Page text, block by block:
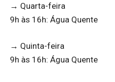
→ Quarta-feira
9h às 16h: Água Quente
→ Quinta-feira
9h às 16h: Água Quente